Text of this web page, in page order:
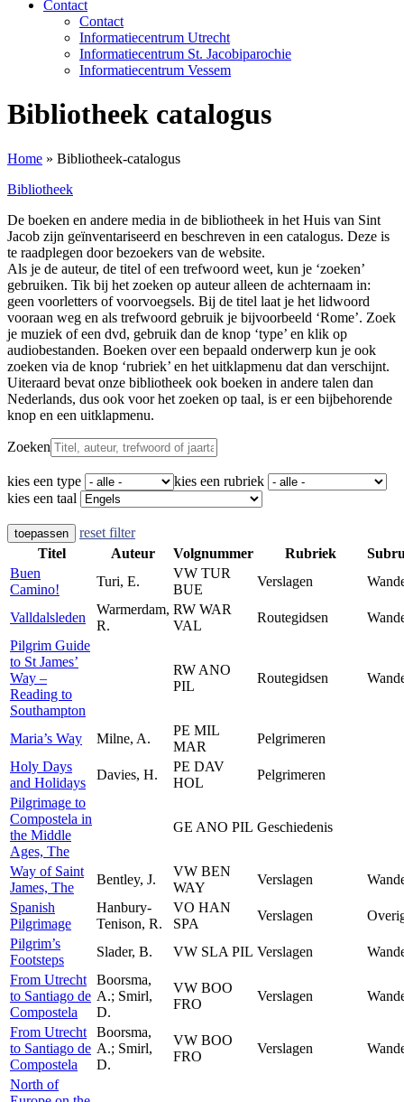
Contact
Contact
Informatiecentrum Utrecht
Informatiecentrum St. Jacobiparochie
Informatiecentrum Vessem
Bibliotheek catalogus
Home » Bibliotheek-catalogus
Bibliotheek
De boeken en andere media in de bibliotheek in het Huis van Sint
Jacob zijn geïnventariseerd en beschreven in een catalogus. Deze is
te raadplegen door bezoekers van de website.
Als je de auteur, de titel of een trefwoord weet, kun je ‘zoeken’
gebruiken. Tik bij het zoeken op auteur alleen de achternaam in:
geen voorletters of voorvoegsels. Bij de titel laat je het lidwoord
vooraan weg en als trefwoord gebruik je bijvoorbeeld ‘Rome’. Zoek
je muziek of een dvd, gebruik dan de knop ‘type’ en klik op
audiobestanden. Boeken over een bepaald onderwerp kun je ook
zoeken via de knop ‘rubriek’ en het uitklapmenu dat dan verschijnt.
Uiteraard bevat onze bibliotheek ook boeken in andere talen dan
Nederlands, dus ook voor het zoeken op taal, is er een bijbehorende
knop en een uitklapmenu.
Zoeken
kies een type
kies een rubriek
kies een taal
toepassen
reset filter
Titel
Auteur Volgnummer Rubriek
Buen
Camino!
Turi, E.
VW TUR
BUE
Verslagen
Valldalsleden
Warmerdam,
R.
RW WAR
VAL
Routegidsen
Pilgrim Guide
to St James’
Way –
Reading to
Southampton
RW ANO
PIL
Routegidsen
Maria’s Way Milne, A.
PE MIL
MAR
Pelgrimeren
Holy Days
and Holidays
Davies, H.
PE DAV
HOL
Pelgrimeren
Pilgrimage to
Compostela in
the Middle
Ages, The
GE ANO PIL Geschiedenis
Way of Saint
James, The
Bentley, J.
VW BEN
WAY
Verslagen
Spanish
Pilgrimage
Hanbury-
Tenison, R.
VO HAN
SPA
Verslagen
Pilgrim’s
Footsteps
Slader, B. VW SLA PIL Verslagen
From Utrecht
to Santiago de
Compostela
Boorsma,
A.; Smirl,
D.
VW BOO
FRO
Verslagen
From Utrecht
to Santiago de
Compostela
Boorsma,
A.; Smirl,
D.
VW BOO
FRO
Verslagen
North of